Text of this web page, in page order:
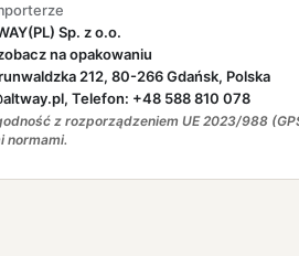
Sp. z o.o.
na opakowaniu
212, 80-266 Gdańsk, Polska
Telefon: +48 588 810 078
z rozporządzeniem UE 2023/988
normami.